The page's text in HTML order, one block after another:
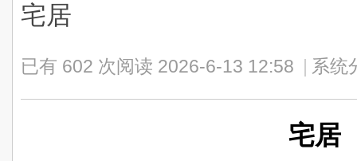
宅居
已有 602 次阅读 2026-6-13 12:58 系统
宅居